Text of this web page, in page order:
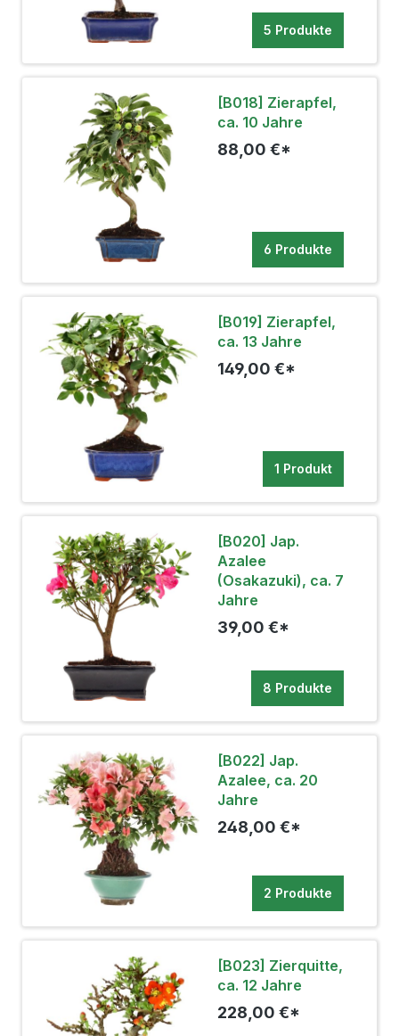
5 Produkte
[B018] Zierapfel,
ca. 10 Jahre
88,00 €*
6 Produkte
[B019] Zierapfel,
ca. 13 Jahre
149,00 €*
1 Produkt
[B020] Jap.
Azalee
(Osakazuki), ca. 7
Jahre
39,00 €*
8 Produkte
[B022] Jap.
Azalee, ca. 20
Jahre
248,00 €*
2 Produkte
[B023] Zierquitte,
ca. 12 Jahre
228,00 €*